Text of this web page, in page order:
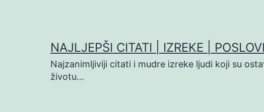
NAJLJEPŠI CITATI | IZREKE |
Najzanimljiviji citati i mudre izreke ljudi koji su
životu…